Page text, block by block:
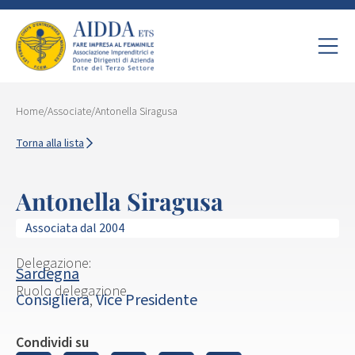
Home/Associate/Antonella Siragusa
Torna alla lista
Antonella Siragusa
Associata dal 2004
Delegazione:
Sardegna
Ruolo delegazione
Consigliera,Vice Presidente
Condividi su